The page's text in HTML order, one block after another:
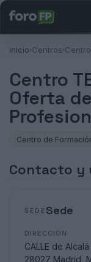
Inicio›Centros›
Centro
Oferta
Centro de
Contacto y
SEDE Sede
DIRECCIÓN
CALLE de
28027 Madrid,